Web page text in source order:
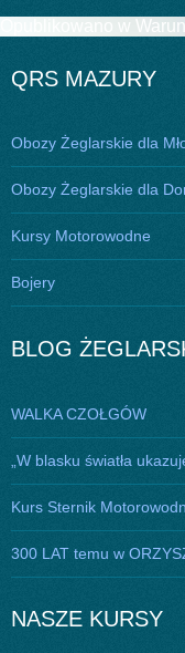
Nawigacja
Opublikowano w
QRS MAZURY
Obozy Żeglarskie dla
Obozy Żeglarskie dla
Kursy Motorowodne
Bojery
BLOG
WALKA CZOŁGÓW
„W blasku światła
Kurs Sternik
300 LAT temu w
NASZE KURSY